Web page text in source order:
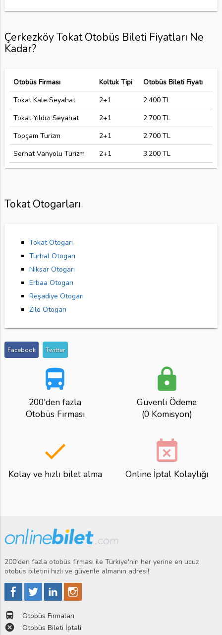
Çerkezköy Tokat Otobüs Bileti Fiyatları Ne
Kadar?
Otobüs Firması Koltuk Tipi
Otobüs Bileti Fiyatı
Tokat Kale Seyahat
2+1
2.400 TL
Tokat Yıldızı Seyahat
2+1
2.700 TL
Topçam Turizm
2+1
2.700 TL
Serhat Vanyolu Turizm
2+1 3.200 TL
Tokat Otogarları
Tokat Otogarı
Turhal Otogarı
Niksar Otogarı
Erbaa Otogarı
Reşadiye Otogarı
Zile Otogarı
Facebook Twitter
directions_bus
200'den fazla
Otobüs Firması
lock
Güvenli Ödeme
(0 Komisyon)
done
Kolay ve hızlı bilet alma
event_busy
Online İptal Kolaylığı
200'den fazla otobüs firması ile Türkiye'nin her yerine en ucuz
otobüs biletini hızlı ve güvenle almanın adresi!
directions_bus Otobüs Firmaları
cancel Otobüs Bileti İptali